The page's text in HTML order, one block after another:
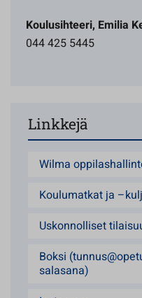
Koulusihteeri, Emilia
044 425 5445
Linkkejä
Wilma
Koulumatkat ja
Uskonnolliset
Boksi
salasana)